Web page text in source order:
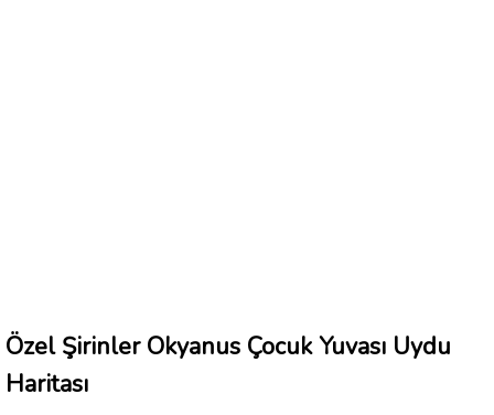
Özel Şirinler Okyanus Çocuk Yuvası Uydu
Haritası